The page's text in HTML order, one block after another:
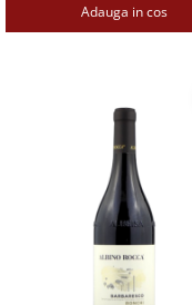
Adauga in cos